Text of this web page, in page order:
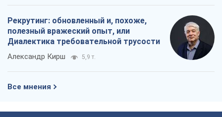
Рекрутинг: обновленный и, похоже,
полезный вражеский опыт, или
Диалектика требовательной трусости
Александр Кирш 5,9 т.
Все мнения